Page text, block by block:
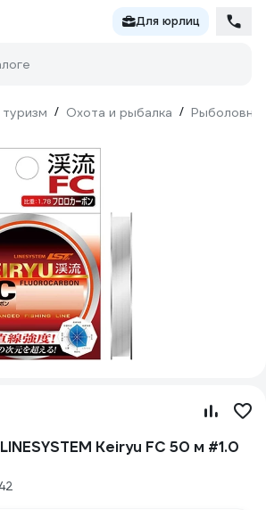
Для юрлиц
/ Охота и рыбалка /
Keiryu FC 50 м #1.0